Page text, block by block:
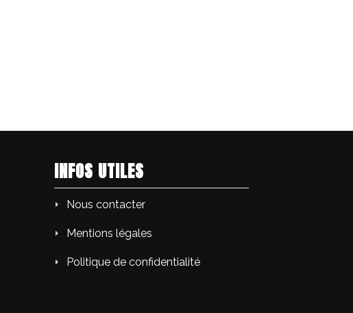
INFOS UTILES
Nous contacter
Mentions légales
Politique de confidentialité